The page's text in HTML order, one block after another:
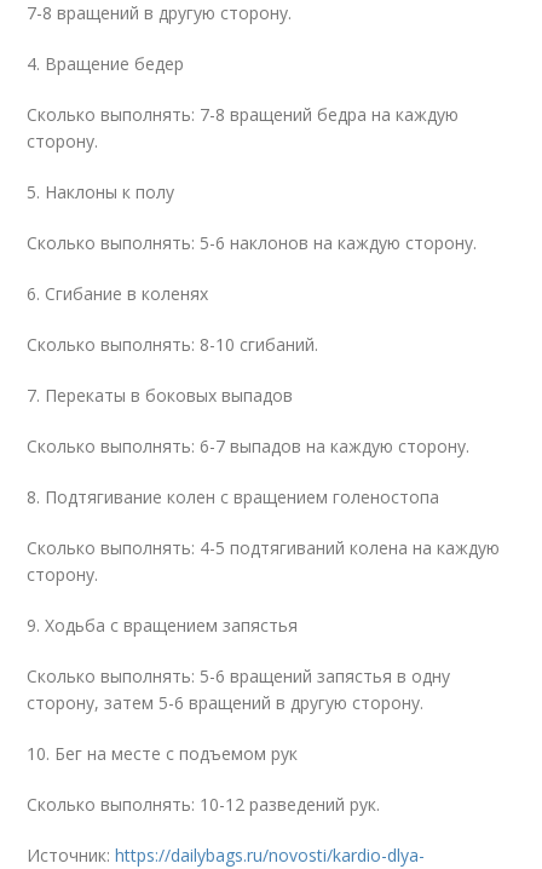
7-8 вращений в другую сторону.
4. Вращение бедер
Сколько выполнять: 7-8 вращений бедра на каждую
сторону.
5. Наклоны к полу
Сколько выполнять: 5-6 наклонов на каждую сторону.
6. Сгибание в коленях
Сколько выполнять: 8-10 сгибаний.
7. Перекаты в боковых выпадов
Сколько выполнять: 6-7 выпадов на каждую сторону.
8. Подтягивание колен с вращением голеностопа
Сколько выполнять: 4-5 подтягиваний колена на каждую
сторону.
9. Ходьба с вращением запястья
Сколько выполнять: 5-6 вращений запястья в одну
сторону, затем 5-6 вращений в другую сторону.
10. Бег на месте с подъемом рук
Сколько выполнять: 10-12 разведений рук.
Источник:https://dailybags.ru/novosti/kardio-dlya-